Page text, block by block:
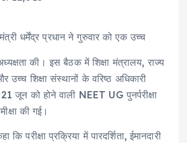
मंत्री धर्मेंद्र प्रधान ने गुरुवार को एक उच्च
की। इस बैठक में शिक्षा मंत्रालय, राज्य
उच्च शिक्षा संस्थानों के वरिष्ठ अधिकारी
जून को होने वाली NEET UG पुनर्परीक्षा
की गई।
परीक्षा प्रक्रिया में पारदर्शिता, ईमानदारी